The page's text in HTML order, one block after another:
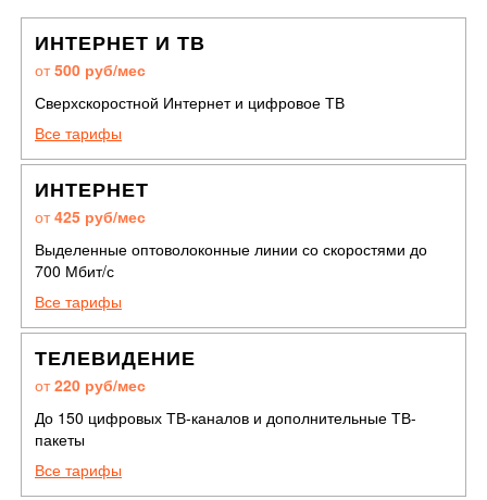
ИНТЕРНЕТ И ТВ
от500 руб/мес
Сверхскоростной Интернет и цифровое ТВ
Все тарифы
ИНТЕРНЕТ
от425 руб/мес
Выделенные оптоволоконные линии со скоростями до
700 Мбит/с
Все тарифы
ТЕЛЕВИДЕНИЕ
от220 руб/мес
До 150 цифровых ТВ-каналов и дополнительные ТВ-
пакеты
Все тарифы